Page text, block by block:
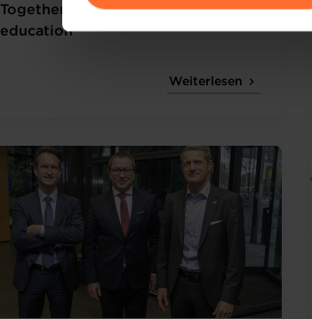
Together building the future of
education
Weiterlesen